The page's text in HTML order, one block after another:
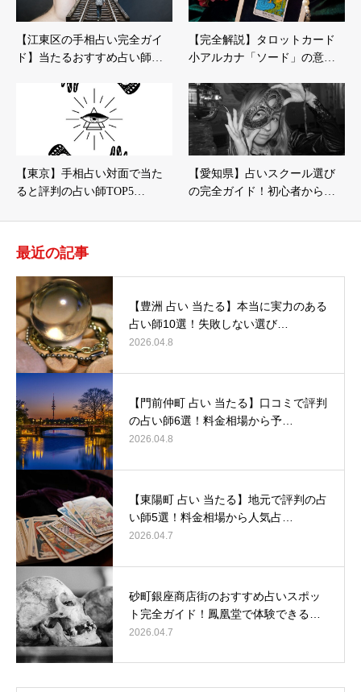
【江東区の手相占い完全ガイ
ド】当たるおすすめ占い師…
【完全解説】タロットカード
小アルカナ「ソード」の意…
【東京】手相占い対面で当た
ると評判の占い師TOP5…
【愛知県】占いスクール選び
の完全ガイド！初心者から…
最近の記事
【豊洲 占い 当たる】本当に実力のある
占い師10選！失敗しない選び…
2026.04.8
【門前仲町 占い 当たる】口コミで評判
の占い師6選！料金相場から予…
2026.04.8
【東陽町 占い 当たる】地元で評判の占
い師5選！料金相場から人気占…
2026.04.7
砂町銀座商店街のおすすめ占いスポッ
ト完全ガイド！鳳凰堂で体験できる…
2026.04.7